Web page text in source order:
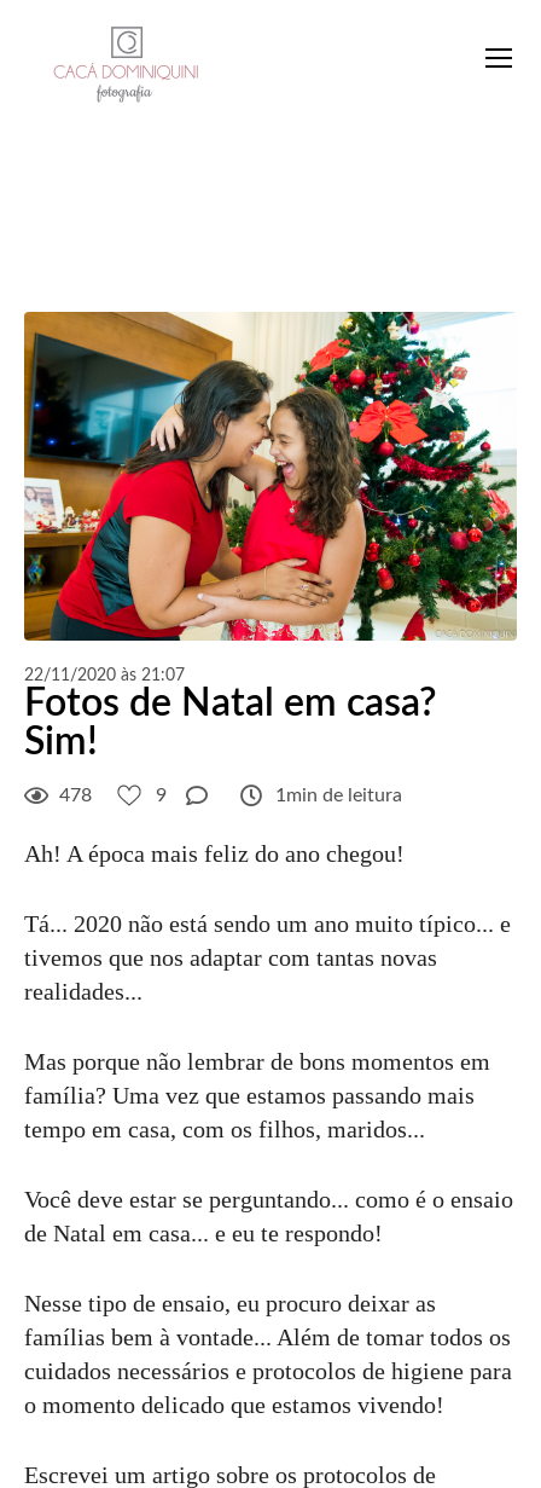
22/11/2020 às 21:07
Fotos de Natal em casa?
Sim!
478 9 1min de leitura
Ah! A época mais feliz do ano chegou!
Tá... 2020 não está sendo um ano muito típico... e
tivemos que nos adaptar com tantas novas
realidades...
Mas porque não lembrar de bons momentos em
família? Uma vez que estamos passando mais
tempo em casa, com os filhos, maridos...
Você deve estar se perguntando... como é o ensaio
de Natal em casa... e eu te respondo!
Nesse tipo de ensaio, eu procuro deixar as
famílias bem à vontade... Além de tomar todos os
cuidados necessários e protocolos de higiene para
o momento delicado que estamos vivendo!
Escrevei um artigo sobre os protocolos de